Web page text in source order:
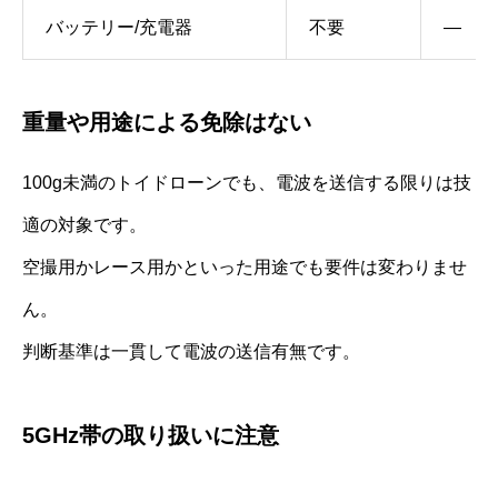
バッテリー/充電器 不要 ―
重量や用途による免除はない
100g未満のトイドローンでも、電波を送信する限りは技
適の対象です。
空撮用かレース用かといった用途でも要件は変わりませ
ん。
判断基準は一貫して電波の送信有無です。
5GHz帯の取り扱いに注意